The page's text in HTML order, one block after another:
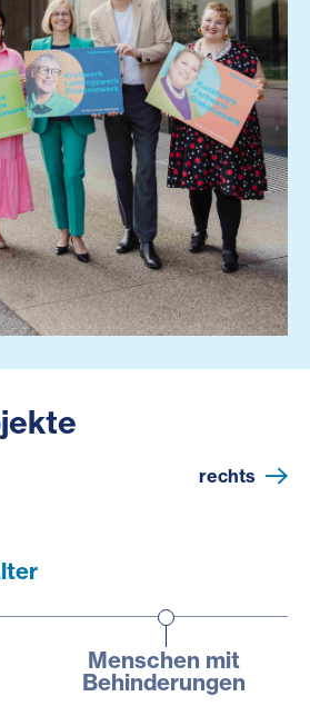
rechts
Menschen mit
Behinderungen